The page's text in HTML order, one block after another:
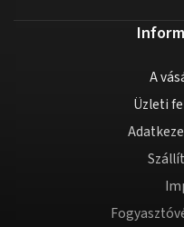
A
Üzleti